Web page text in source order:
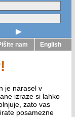
►
nam English
je narasel v
izraze si lahko
zato vas
posamezne